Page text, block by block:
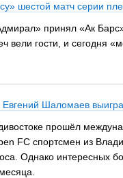
шестой матч серии
принял «Ак
вели гости, и сегодня
Евгений Шаломаев
прошёл
FC спортсмен из
Однако интересных